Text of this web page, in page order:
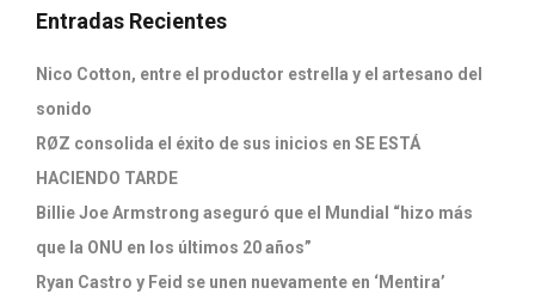
Entradas Recientes
Nico Cotton, entre el productor estrella y el artesano del
sonido
RØZ consolida el éxito de sus inicios en SE ESTÁ
HACIENDO TARDE
Billie Joe Armstrong aseguró que el Mundial “hizo más
que la ONU en los últimos 20 años”
Ryan Castro y Feid se unen nuevamente en ‘Mentira’